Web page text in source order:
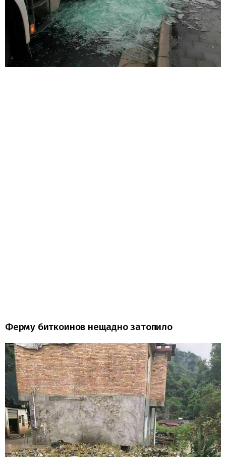
Ферму биткоинов нещадно затопило